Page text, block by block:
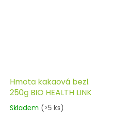
Hmota kakaová bezl.
250g BIO HEALTH LINK
Skladem (>5 ks)